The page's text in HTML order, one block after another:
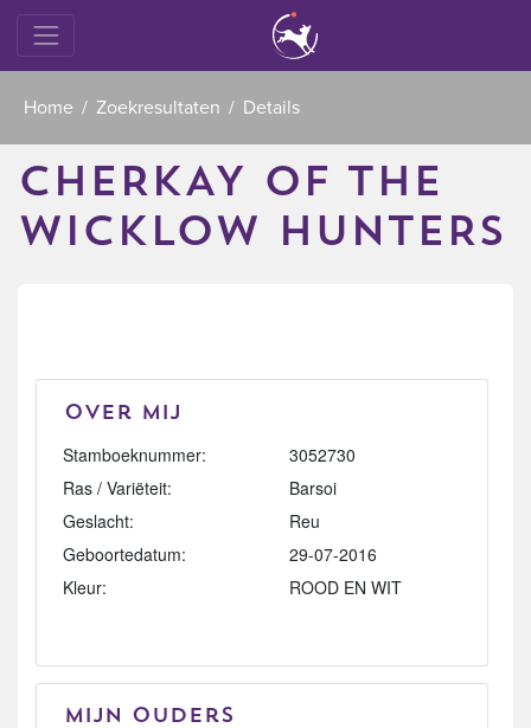
Home Zoekresultaten Details
CHERKAY OF THE
WICKLOW HUNTERS
Over mij
Stamboeknummer:
3052730
Ras / Variëteit:
Barsoi
Geslacht:
Reu
Geboortedatum:
29-07-2016
Kleur:
ROOD EN WIT
Mijn Ouders